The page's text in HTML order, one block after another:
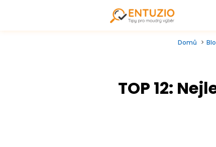
Domů
TOP 12: